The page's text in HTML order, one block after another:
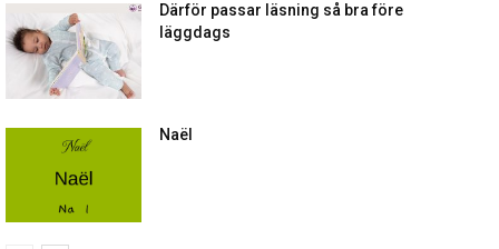
Därför passar läsning så bra före
läggdags
Naël